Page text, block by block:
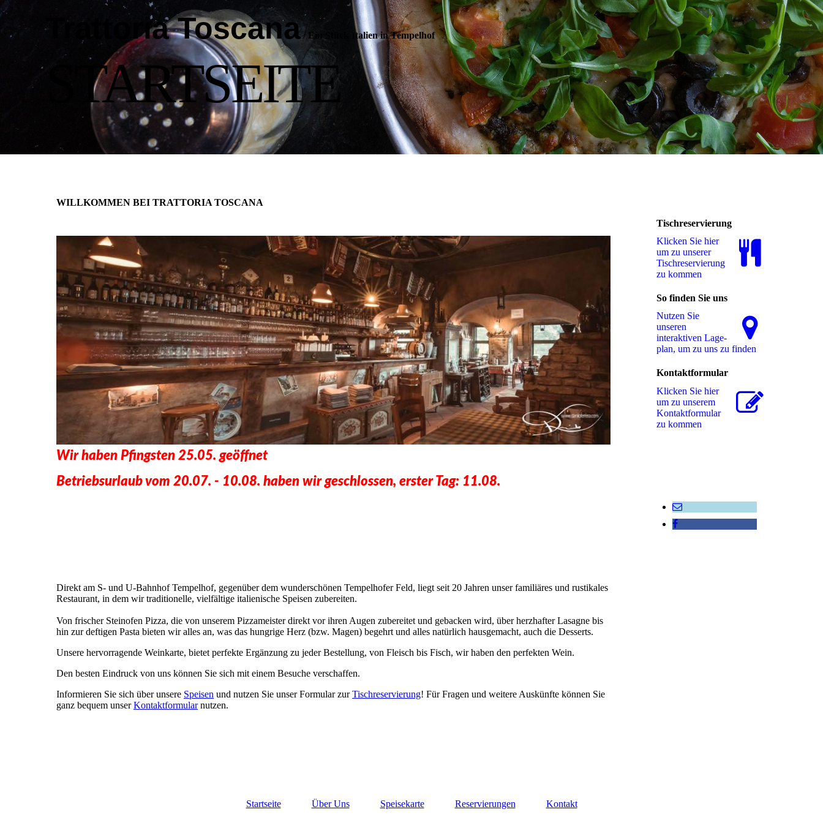
Trattoria Toscana/ Ein Stück Italien in Tempelhof
STARTSEITE
WILLKOMMEN BEI TRATTORIA TOSCANA
Wir haben Pfingsten 25.05. geöffnet
Betriebsurlaub vom 20.07. - 10.08. haben wir geschlossen, erster Tag: 11.08.
Direkt am S- und U-Bahnhof Tempelhof, gegenüber dem wunderschönen Tempelhofer Feld, liegt seit 20 Jahren unser familiäres und rustikales
Restaurant, in dem wir traditionelle, vielfältige italienische Speisen zubereiten.
Von frischer Steinofen Pizza, die von unserem Pizzameister direkt vor ihren Augen zubereitet und gebacken wird, über herzhafter Lasagne bis
hin zur deftigen Pasta bieten wir alles an, was das hungrige Herz (bzw. Magen) begehrt und alles natürlich hausgemacht, auch die Desserts.
Unsere hervorragende Weinkarte, bietet perfekte Ergänzung zu jeder Bestellung, von Fleisch bis Fisch, wir haben den perfekten Wein.
Den besten Eindruck von uns können Sie sich mit einem Besuche verschaffen.
Informieren Sie sich über unsere Speisen und nutzen Sie unser Formular zurTischreservierung! Für Fragen und weitere Auskünfte können Sie
ganz bequem unserKontaktformularnutzen.
Tischreservierung
Klicken Sie hier
um zu unserer
Tisch­re­ser­vie­rung
zu kommen
So finden Sie uns
Nutzen Sie
unseren
interaktiven La­ge­
plan, um zu uns zu finden
Kontaktformular
Klicken Sie hier
um zu unserem
Kon­takt­for­mu­lar
zu kommen
Startseite Über Uns Speisekarte Reservierungen Kontakt